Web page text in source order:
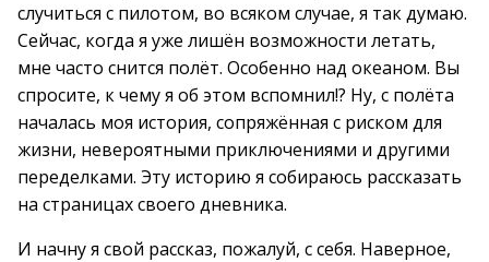
случиться с пилотом, во всяком случае, я так думаю.
Сейчас, когда я уже лишён возможности летать,
мне часто снится полёт. Особенно над океаном. Вы
спросите, к чему я об этом вспомнил!? Ну, с полёта
началась моя история, сопряжённая с риском для
жизни, невероятными приключениями и другими
переделками. Эту историю я собираюсь рассказать
на страницах своего дневника.
И начну я свой рассказ, пожалуй, с себя. Наверное,